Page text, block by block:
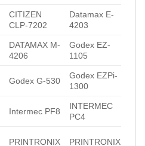
CITIZEN
CLP-7202
Datamax E-
4203
DATAMAX M-
4206
Godex EZ-
1105
Godex G-530
Godex EZPi-
1300
Intermec PF8
INTERMEC
PC4
PRINTRONIX PRINTRONIX